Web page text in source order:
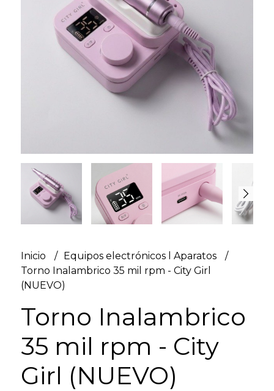
Inicio
Equipos electrónicos l Aparatos
Torno Inalambrico 35 mil rpm - City Girl
(NUEVO)
Torno Inalambrico
35 mil rpm - City
Girl (NUEVO)